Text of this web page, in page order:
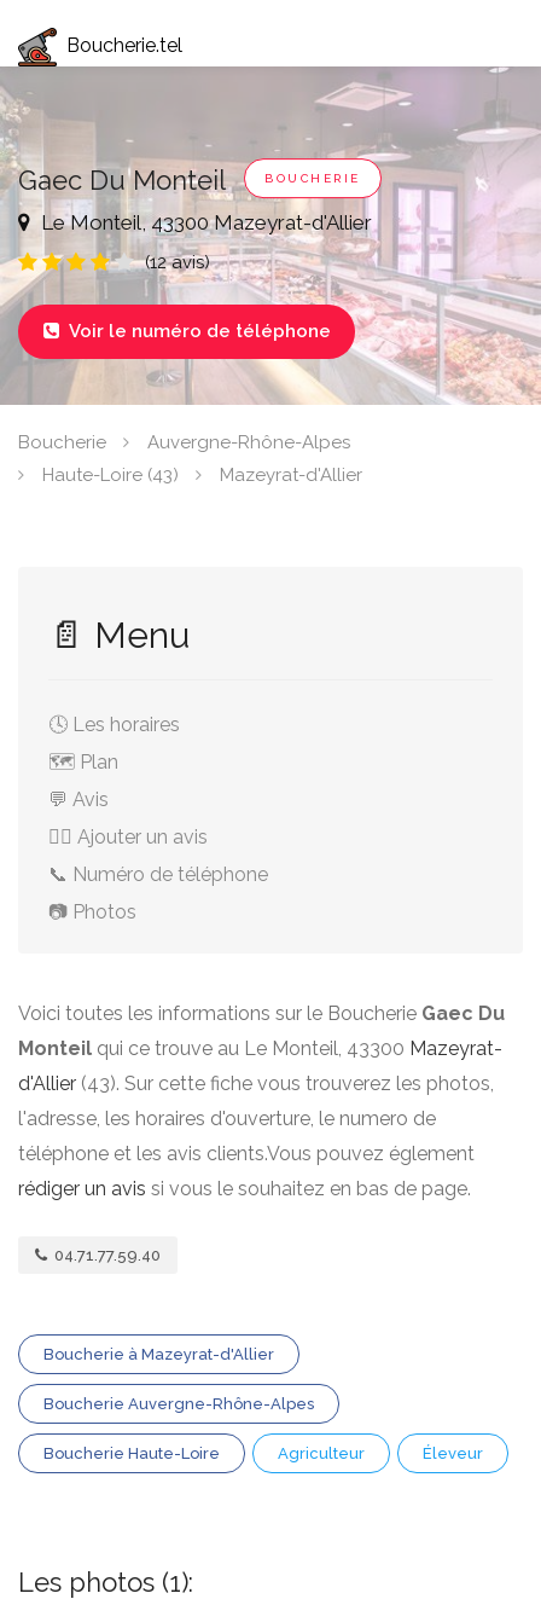
Boucherie.tel
Gaec Du Monteil BOUCHERIE
Le Monteil, 43300 Mazeyrat-d'Allier
(12 avis)
 Voir le numéro de téléphone
Boucherie
Auvergne-Rhône-Alpes
Haute-Loire (43)
Mazeyrat-d'Allier
📄 Menu
🕓 Les horaires
🗺️ Plan
💬 Avis
✍🏻 Ajouter un avis
📞 Numéro de téléphone
📷 Photos
Voici toutes les informations sur le Boucherie Gaec Du
Monteil qui ce trouve au Le Monteil, 43300 Mazeyrat-
d'Allier (43). Sur cette fiche vous trouverez les photos,
l'adresse, les horaires d'ouverture, le numero de
téléphone et les avis clients.Vous pouvez églement
rédiger un avis si vous le souhaitez en bas de page.
04.71.77.59.40
Boucherie à Mazeyrat-d'Allier
Boucherie Auvergne-Rhône-Alpes
Boucherie Haute-Loire Agriculteur Éleveur
Les photos (1):